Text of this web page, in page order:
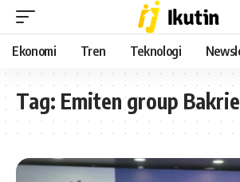
Ekonomi Tren Teknologi
Tag: Emiten group Bakrie